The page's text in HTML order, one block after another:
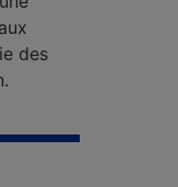
des